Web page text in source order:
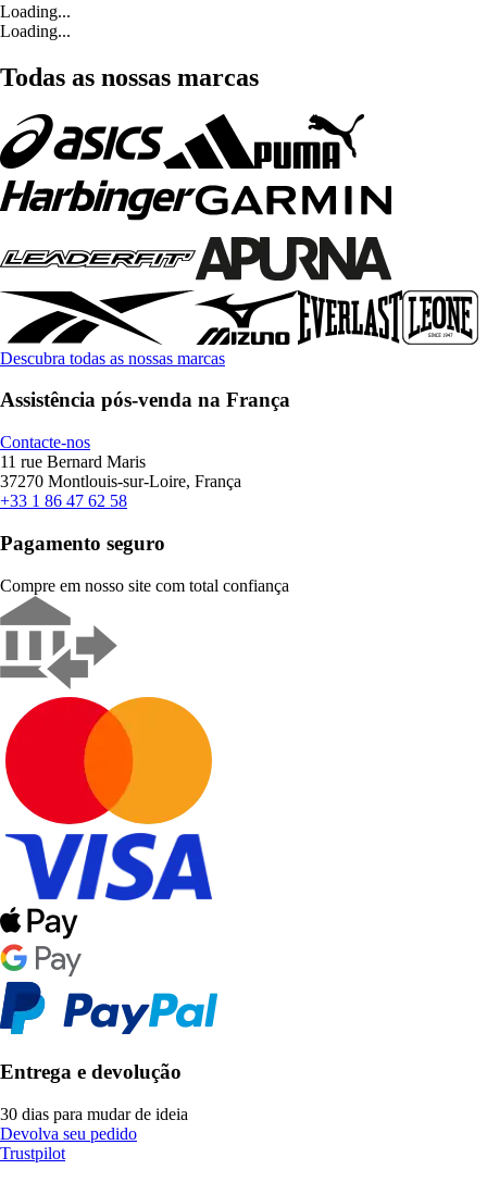
Loading...
Loading...
Todas as nossas marcas
Descubra todas as nossas marcas
Assistência pós-venda na França
Contacte-nos
11 rue Bernard Maris
37270 Montlouis-sur-Loire, França
+33 1 86 47 62 58
Pagamento seguro
Compre em nosso site com total confiança
Entrega e devolução
30 dias para mudar de ideia
Devolva seu pedido
Trustpilot